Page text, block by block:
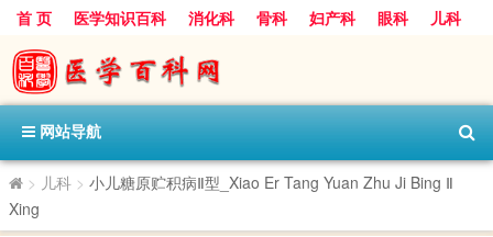
首 页 医学知识百科 消化科 骨科 妇产科 眼科
儿科
心血管病科
呼吸科 神经科
内分泌科
口腔科
网站导航
> 儿科 > 小儿糖原贮积病Ⅱ型_Xiao Er Tang Yuan Zhu Ji Bing Ⅱ
Xing